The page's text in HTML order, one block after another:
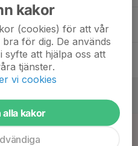
kakor
(cookies) för att vår
för dig. De används
syfte att hjälpa oss att
tjänster.
vi cookies
alla kakor